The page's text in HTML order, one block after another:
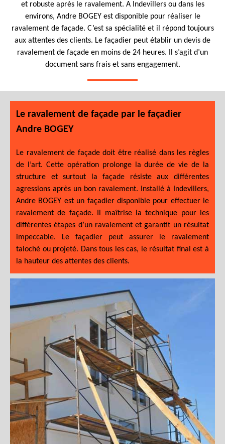
et robuste après le ravalement. A Indevillers ou dans les
environs, Andre BOGEY est disponible pour réaliser le
ravalement de façade. C’est sa spécialité et il répond toujours
aux attentes des clients. Le façadier peut établir un devis de
ravalement de façade en moins de 24 heures. Il s’agit d’un
document sans frais et sans engagement.
Le ravalement de façade par le façadier
Andre BOGEY
Le ravalement de façade doit être réalisé dans les règles
de l’art. Cette opération prolonge la durée de vie de la
structure et surtout la façade résiste aux différentes
agressions après un bon ravalement. Installé à Indevillers,
Andre BOGEY est un façadier disponible pour effectuer le
ravalement de façade. Il maîtrise la technique pour les
différentes étapes d’un ravalement et garantit un résultat
impeccable. Le façadier peut assurer le ravalement
taloché ou projeté. Dans tous les cas, le résultat final est à
la hauteur des attentes des clients.